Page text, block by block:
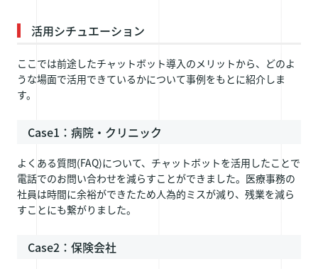
活用シチュエーション
ここでは前途したチャットボット導入のメリットから、どのよ
うな場面で活用できているかについて事例をもとに紹介しま
す。
Case1：病院・クリニック
よくある質問(FAQ)について、チャットボットを活用したことで
電話でのお問い合わせを減らすことができました。医療事務の
社員は時間に余裕ができたため人為的ミスが減り、残業を減ら
すことにも繋がりました。
Case2：保険会社